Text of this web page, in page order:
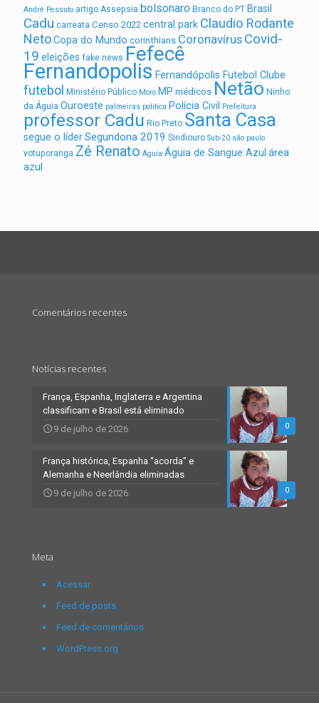
André Pessuto artigo Assepsia bolsonaro Branco do PT Brasil
Cadu carreata Censo 2022 central park Claudio Rodante
NetoCopa do Mundo corinthians Coronavírus Covid-
19 eleições fake news Fefecê
Fernandopolis Fernandópolis Futebol Clube
futebol Ministério Público Moro MP médicos Netão Ninho
da Águia Ouroeste palmeiras politica Polícia Civil Prefeitura
professor Cadu Rio Preto Santa Casa
segue o líderSegundona 2019 Sindiouro Sub-20 são paulo
votuporanga Zé Renato Águia Águia de Sangue Azul área
azul
Comentários recentes
Notícias recentes
0
França, Espanha, Inglaterra e Argentina
classificam e Brasil está eliminado
9 de julho de 2026
0
França histórica, Espanha “acorda” e
Alemanha e Neerlândia eliminadas
9 de julho de 2026
Meta
Acessar
Feed de posts
Feed de comentários
WordPress.org